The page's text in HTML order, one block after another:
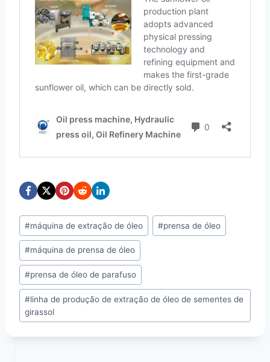
Post
Tags:
#máquina de extração de óleo #prensa de óleo
#máquina de prensa de óleo
#prensa de óleo de parafuso
#linha de produção de extração de óleo de sementes de
girassol